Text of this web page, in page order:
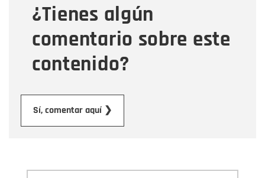
¿Tienes algún
comentario sobre este
contenido?
Sí, comentar aquí ❯
Mensaje